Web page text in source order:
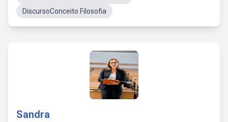
DiscursoConceito Filosofia
Sandra